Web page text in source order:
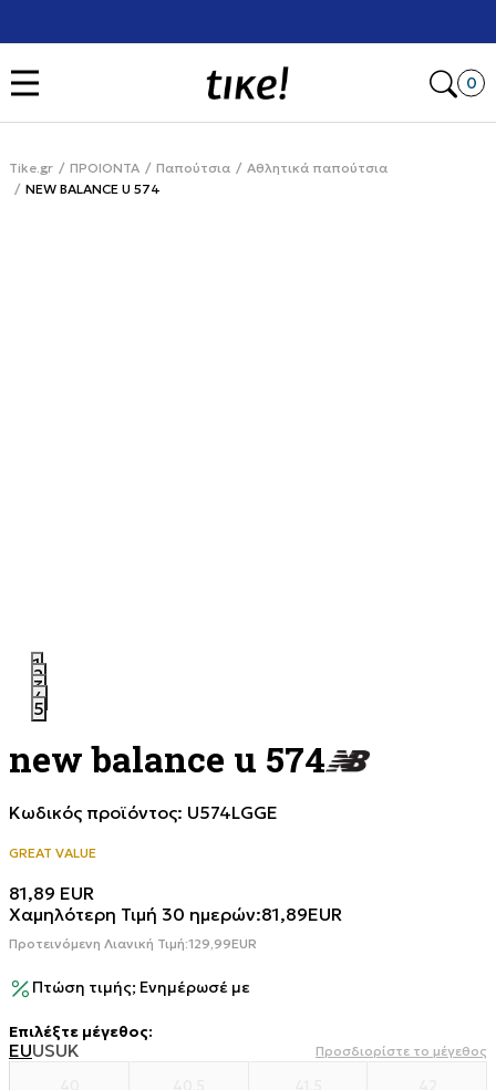
0
Tike.gr ΠΡΟΙΟΝΤΑ Παπούτσια
Αθλητικά παπούτσια
NEW BALANCE U 574
1
2
3
4
5
new balance u 574
Κωδικός προϊόντος: U574LGGE
GREAT VALUE
81,89 EUR
Χαμηλότερη Τιμή 30 ημερών:81,89EUR
Προτεινόμενη Λιανική Τιμή:129,99EUR
Πτώση τιμής; Ενημέρωσέ με
Επιλέξτε μέγεθος:
EUUSUK Προσδιορίστε το μέγεθος